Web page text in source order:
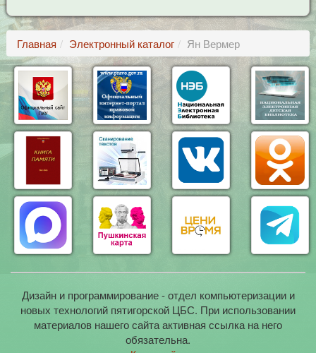
Главная Электронный каталог Ян Вермер
Дизайн и программирование - отдел компьютеризации и
новых технологий пятигорской ЦБС. При использовании
материалов нашего сайта активная ссылка на него
обязательна.